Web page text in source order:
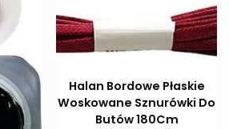
Halan Bordowe Płaskie
Woskowane Sznurówki Do
Butów 180Cm